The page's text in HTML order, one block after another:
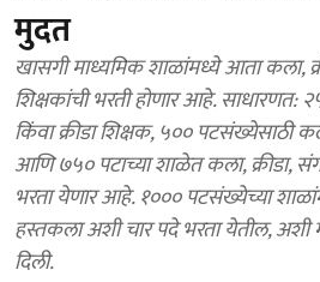
मुदत
खासगी माध्यमिक शाळांमध्ये आता कला,
शिक्षकांची भरती होणार आहे.
किंवा क्रीडा शिक्षक, ५०० पटसंख्येसाठी
आणि ७५० पटाच्या शाळेत कला, क्रीडा,
भरता येणार आहे. १००० पटसंख्येच्या
हस्तकला अशी चार पदे भरता येतील, अशी
दिली.